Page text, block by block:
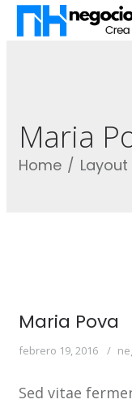
Maria
Home Layout
Maria Pova
febrero 19, 2016
Sed vitae